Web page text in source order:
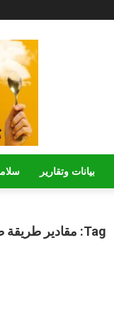
بيانات وتقارير
Tag: مقادير طريقة طاجن الدجاج بالزيتون